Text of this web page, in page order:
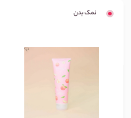
نمک بدن